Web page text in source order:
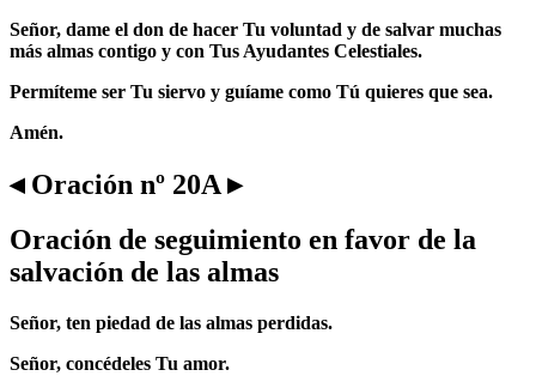
Señor, dame el don de hacer Tu voluntad y de salvar muchas
más almas contigo y con Tus Ayudantes Celestiales.
Permíteme ser Tu siervo y guíame como Tú quieres que sea.
Amén.
◂ Oración nº 20A ▸
Oración de seguimiento en favor de la
salvación de las almas
Señor, ten piedad de las almas perdidas.
Señor, concédeles Tu amor.